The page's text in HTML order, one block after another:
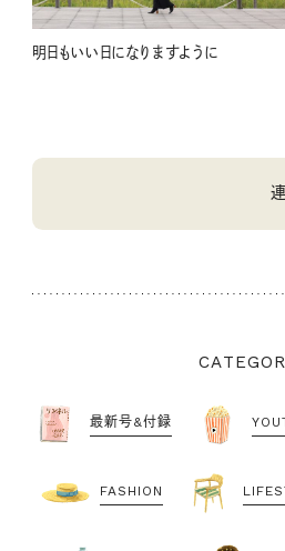
明日もいい日になりますように
最新号&付録
FASHION